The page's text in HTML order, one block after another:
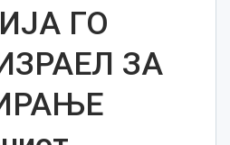
ГО
ЗА